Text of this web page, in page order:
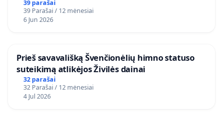
39 parašai
39 Parašai / 12 mėnesiai
6 Jun 2026
​Prieš savavališką Švenčionėlių himno statuso
suteikimą atlikėjos Živilės dainai
32 parašai
32 Parašai / 12 mėnesiai
4 Jul 2026